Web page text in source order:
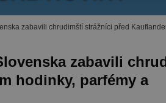
zabavili chrudimští strážníci před
zabavili
hodinky, parfémy a